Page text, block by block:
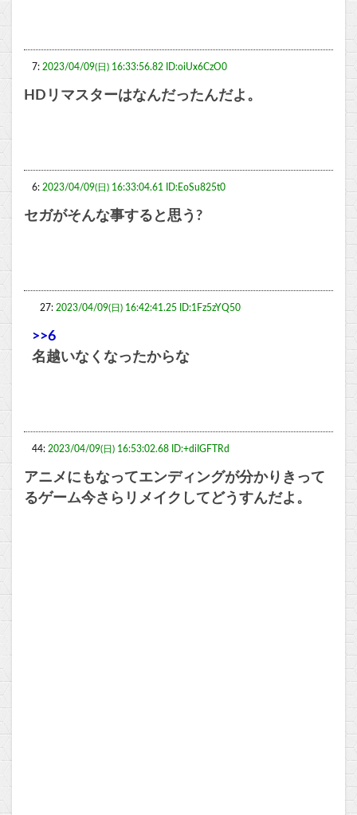
7: 2023/04/09(日) 16:33:56.82 ID:oiUx6CzO0
HDリマスターはなんだったんだよ。
6: 2023/04/09(日) 16:33:04.61 ID:EoSu825t0
セガがそんな事すると思う?
27: 2023/04/09(日) 16:42:41.25 ID:1Fz5zYQ50
>>6
名越いなくなったからな
44: 2023/04/09(日) 16:53:02.68 ID:+diIGFTRd
アニメにもなってエンディングが分かりきって
るゲーム今さらリメイクしてどうすんだよ。